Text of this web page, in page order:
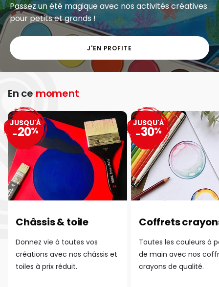
Passez un été magique avec nos activités créatives
pour petits et grands !
J'EN PROFITE
En ce moment
Châssis & toile
Donnez vie à toutes vos
créations avec nos châssis et
toiles à prix réduit.
JUSQU'À
-20%
Coffrets
Toutes les couleurs à
de main avec nos
crayons de qualité.
JUSQU'À
-30%